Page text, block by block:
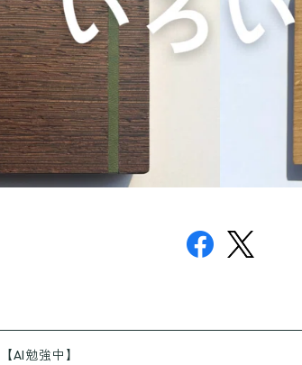
AI勉強中】